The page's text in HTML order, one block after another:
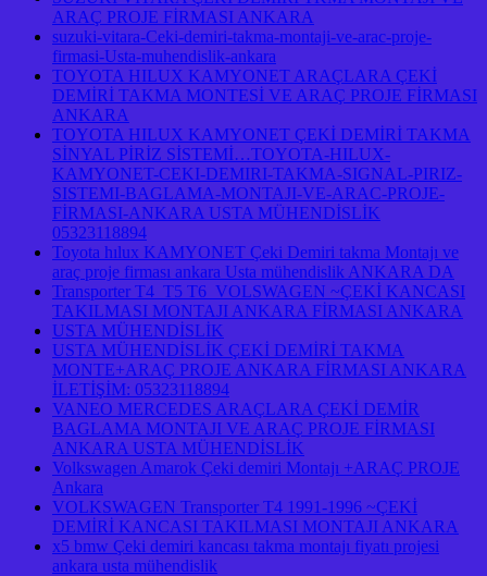
ARAÇ PROJE FİRMASI ANKARA
suzuki-vitara-Ceki-demiri-takma-montaji-ve-arac-proje-
firmasi-Usta-muhendislik-ankara
TOYOTA HILUX KAMYONET ARAÇLARA ÇEKİ
DEMİRİ TAKMA MONTESİ VE ARAÇ PROJE FİRMASI
ANKARA
TOYOTA HILUX KAMYONET ÇEKİ DEMİRİ TAKMA
SİNYAL PİRİZ SİSTEMİ…TOYOTA-HILUX-
KAMYONET-CEKI-DEMIRI-TAKMA-SIGNAL-PIRIZ-
SISTEMI-BAGLAMA-MONTAJI-VE-ARAC-PROJE-
FİRMASI-ANKARA USTA MÜHENDİSLİK
05323118894
Toyota hılux KAMYONET Çeki Demiri takma Montajı ve
araç proje firması ankara Usta mühendislik ANKARA DA
Transporter T4 T5 T6 VOLSWAGEN ~ÇEKİ KANCASI
TAKILMASI MONTAJI ANKARA FİRMASI ANKARA
USTA MÜHENDİSLİK
USTA MÜHENDİSLİK ÇEKİ DEMİRİ TAKMA
MONTE+ARAÇ PROJE ANKARA FİRMASI ANKARA
İLETİŞİM: 05323118894
VANEO MERCEDES ARAÇLARA ÇEKİ DEMİR
BAGLAMA MONTAJI VE ARAÇ PROJE FİRMASI
ANKARA USTA MÜHENDİSLİK
Volkswagen Amarok Çeki demiri Montajı +ARAÇ PROJE
Ankara
VOLKSWAGEN Transporter T4 1991-1996 ~ÇEKİ
DEMİRİ KANCASI TAKILMASI MONTAJI ANKARA
x5 bmw Çeki demiri kancası takma montajı fiyatı projesi
ankara usta mühendislik